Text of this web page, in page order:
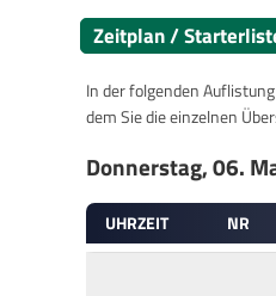
Zeitplan /
In der folgenden
dem Sie die einzelnen
Donnerstag, 06.
UHRZEIT NR